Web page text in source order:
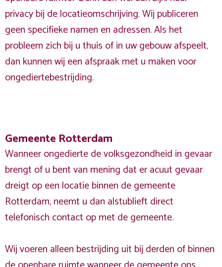
privacy bij de locatieomschrijving. Wij publiceren
geen specifieke namen en adressen. Als het
probleem zich bij u thuis of in uw gebouw afspeelt,
dan kunnen wij een afspraak met u maken voor
ongediertebestrijding.
Gemeente Rotterdam
Wanneer ongedierte de volksgezondheid in gevaar
brengt of u bent van mening dat er acuut gevaar
dreigt op een locatie binnen de gemeente
Rotterdam, neemt u dan alstublieft direct
telefonisch contact op met de gemeente.
Wij voeren alleen bestrijding uit bij derden of binnen